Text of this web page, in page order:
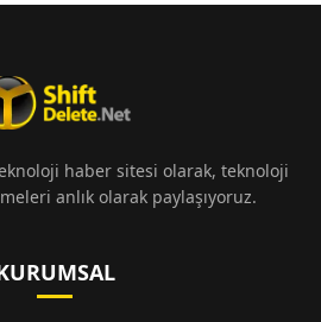
haber sitesi olarak, teknoloji
anlık olarak paylaşıyoruz.